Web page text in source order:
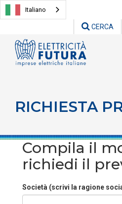
Italiano
CERCA
RICHIESTA
Compila il
richiedi il
Società (scrivi la ragione